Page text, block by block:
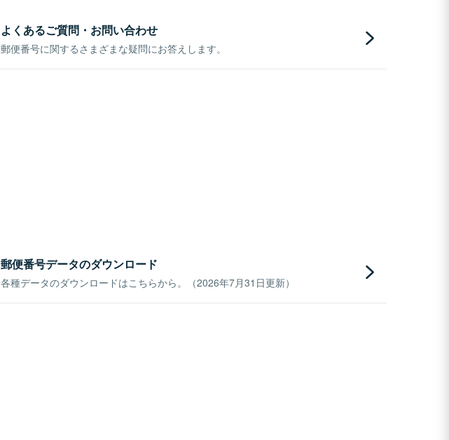
よくあるご質問・お問い合わせ
郵便番号に関するさまざまな疑問にお答えします。
郵便番号データのダウンロード
各種データのダウンロードはこちらから。（2026年7月31日更新）